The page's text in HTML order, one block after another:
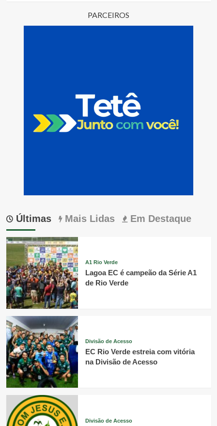
PARCEIROS
Últimas Mais Lidas Em Destaque
A1 Rio Verde
Lagoa EC é campeão da Série A1
de Rio Verde
Divisão de Acesso
EC Rio Verde estreia com vitória
na Divisão de Acesso
Divisão de Acesso